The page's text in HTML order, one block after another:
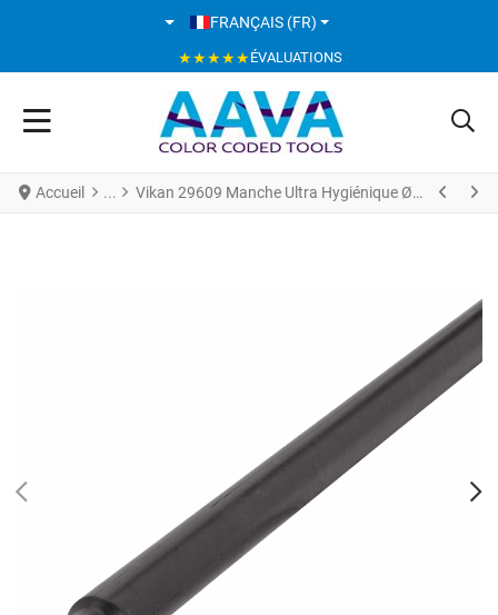
SÉLECTIONNEZ VOTRE LANGUE
FRANÇAIS (FR)
★★★★★ÉVALUATIONS
Accueil Vikan 29609 Manche Ultra Hygiénique Ø34 mm 1300 mm Noir